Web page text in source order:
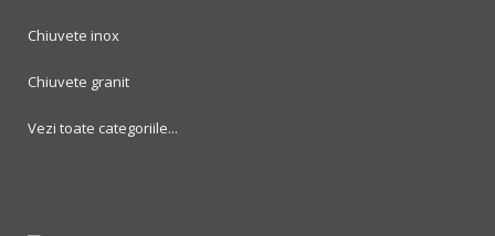
Chiuvete inox
Chiuvete granit
Vezi toate categoriile...